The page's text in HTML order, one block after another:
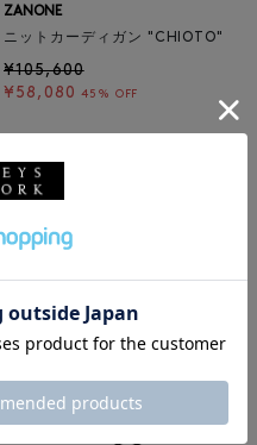
ZANONE
ニットカーディガン "CHIOTO"
¥105,600
¥58,080 45% OFF